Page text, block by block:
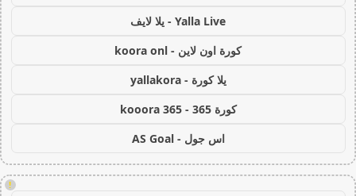
Yalla Live - يلا لايف
كورة اون لاين - koora onl
يلا كورة - yallakora
كورة 365 - kooora 365
اس جول - AS Goal
!